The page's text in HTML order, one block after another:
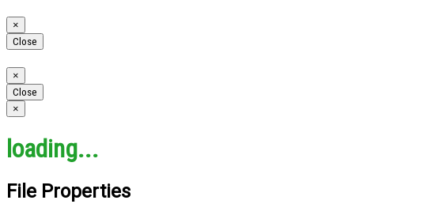
×
Close
×
Close
×
loading...
File Properties